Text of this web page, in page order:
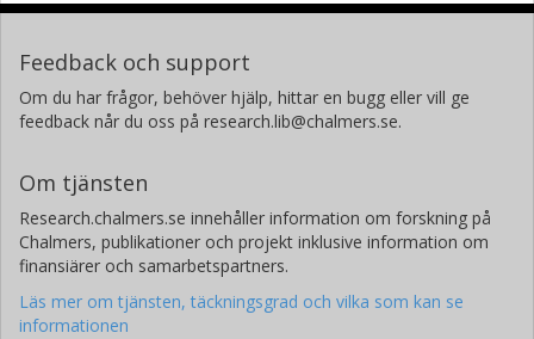
Feedback och support
Om du har frågor, behöver hjälp, hittar en bugg eller vill ge
feedback når du oss på research.lib@chalmers.se.
Om tjänsten
Research.chalmers.se innehåller information om forskning på
Chalmers, publikationer och projekt inklusive information om
finansiärer och samarbetspartners.
Läs mer om tjänsten, täckningsgrad och vilka som kan se
informationen